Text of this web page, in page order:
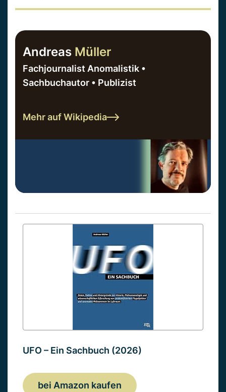
Andreas Müller
Fachjournalist Anomalistik •
Sachbuchautor • Publizist
Mehr auf Wikipedia
UFO – Ein Sachbuch (2026)
bei Amazon kaufen